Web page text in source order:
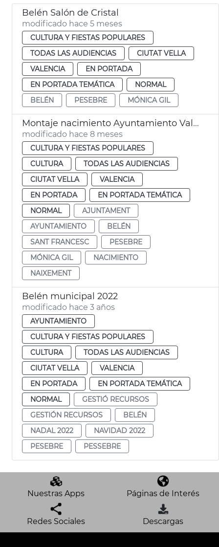
Belén Salón de Cristal
modificado hace 5 meses
CULTURA Y FIESTAS POPULARES
TODAS LAS AUDIENCIAS
CIUTAT VELLA
VALENCIA
EN PORTADA
EN PORTADA TEMÁTICA
NORMAL
BELÉN
PESEBRE MÓNICA GIL
Montaje nacimiento Ayuntamiento València
modificado hace 8 meses
CULTURA Y FIESTAS POPULARES
CULTURA
TODAS LAS AUDIENCIAS
CIUTAT VELLA
VALENCIA
EN PORTADA
EN PORTADA TEMÁTICA
NORMAL
AJUNTAMENT
AYUNTAMIENTO
BELÉN
SANT FRANCESC
PESEBRE
MÓNICA GIL
NACIMIENTO
NAIXEMENT
Belén municipal 2022
modificado hace 3 años
AYUNTAMIENTO
CULTURA Y FIESTAS POPULARES
CULTURA
TODAS LAS AUDIENCIAS
CIUTAT VELLA
VALENCIA
EN PORTADA
EN PORTADA TEMÁTICA
NORMAL
GESTIÓ RECURSOS
GESTIÓN RECURSOS
BELÉN
NADAL 2022
NAVIDAD 2022
PESEBRE
PESSEBRE
Nuestras Apps Páginas de Interés
Redes Sociales Descargas